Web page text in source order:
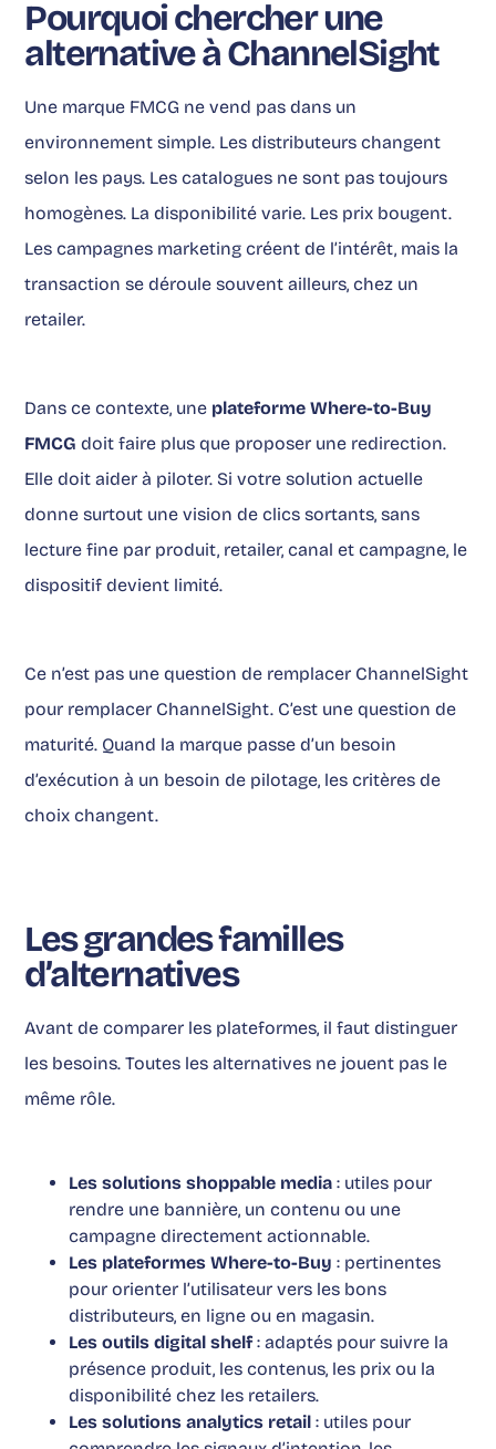
Pourquoi chercher une
alternative à ChannelSight
Une marque FMCG ne vend pas dans un
environnement simple. Les distributeurs changent
selon les pays. Les catalogues ne sont pas toujours
homogènes. La disponibilité varie. Les prix bougent.
Les campagnes marketing créent de l’intérêt, mais la
transaction se déroule souvent ailleurs, chez un
retailer.
Dans ce contexte, une plateforme Where-to-Buy
FMCG doit faire plus que proposer une redirection.
Elle doit aider à piloter. Si votre solution actuelle
donne surtout une vision de clics sortants, sans
lecture fine par produit, retailer, canal et campagne, le
dispositif devient limité.
Ce n’est pas une question de remplacer ChannelSight
pour remplacer ChannelSight. C’est une question de
maturité. Quand la marque passe d’un besoin
d’exécution à un besoin de pilotage, les critères de
choix changent.
Les grandes familles
d’alternatives
Avant de comparer les plateformes, il faut distinguer
les besoins. Toutes les alternatives ne jouent pas le
même rôle.
Les solutions shoppable media : utiles pour
rendre une bannière, un contenu ou une
campagne directement actionnable.
Les plateformes Where-to-Buy : pertinentes
pour orienter l’utilisateur vers les bons
distributeurs, en ligne ou en magasin.
Les outils digital shelf: adaptés pour suivre la
présence produit, les contenus, les prix ou la
disponibilité chez les retailers.
Les solutions analytics retail : utiles pour